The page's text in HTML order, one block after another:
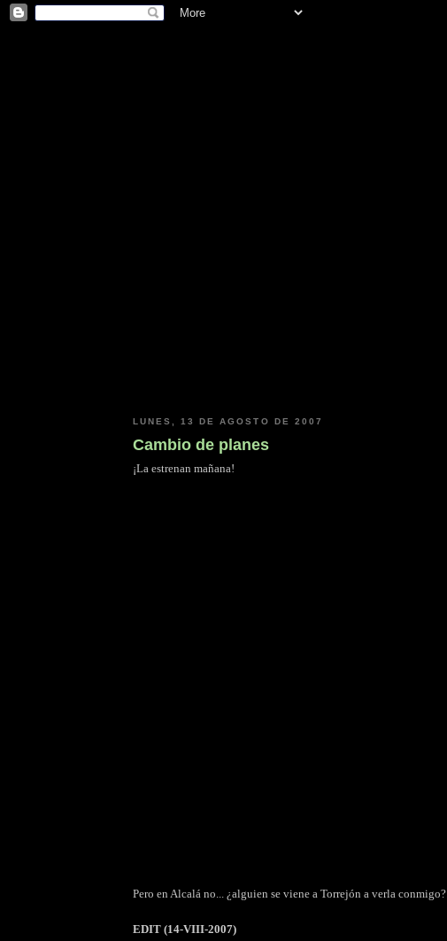
LUNES, 13 DE AGOSTO DE 2007
Cambio de planes
¡La estrenan mañana!
Pero en Alcalá no... ¿alguien se viene a Torrejón a verla conmigo?
EDIT (14-VIII-2007)